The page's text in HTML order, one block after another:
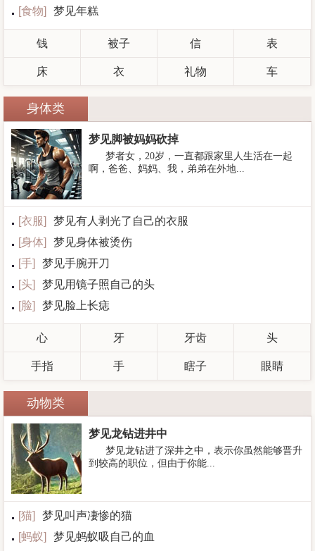
[食物] 梦见年糕
钱 被子 信 表
床 衣 礼物 车
身体类
梦见脚被妈妈砍掉
梦者女，20岁，一直都跟家里人生活在一起
啊，爸爸、妈妈、我，弟弟在外地...
[衣服]
梦见有人剥光了自己的衣服
[身体]
梦见身体被烫伤
[手]
梦见手腕开刀
[头]
梦见用镜子照自己的头
[脸] 梦见脸上长痣
心 牙 牙齿 头
手指 手 瞎子 眼睛
动物类
梦见龙钻进井中
梦见龙钻进了深井之中，表示你虽然能够晋升
到较高的职位，但由于你能...
[猫]
梦见叫声凄惨的猫
[蚂蚁]
梦见蚂蚁吸自己的血